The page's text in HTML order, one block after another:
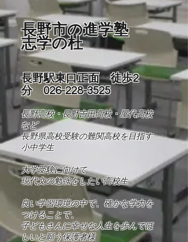
長野市の進学塾
志学の杜
長野駅東口正面 徒歩2
分026-228-3525
長野高校・長野吉田高校・屋代高校
など
長野県高校受験の難関高校を目指す
小中学生
​大学受験に向けて
現代文の勉強をしたい高校生
良い学習環境の中で、確かな学力を
つけることで、
​子どもさんに幸せな人生を歩んでほ
しいと願う保護者様